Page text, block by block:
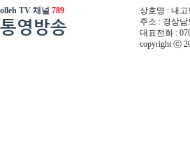
olleh TV 채널 789
통영방송
상호명 : 내고
주소 : 경상남
대표전화 :
copyright ⓒ